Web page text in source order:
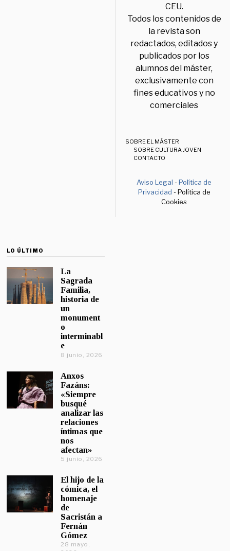
CEU.
Todos los contenidos de
la revista son
redactados, editados y
publicados por los
alumnos del máster,
exclusivamente con
fines educativos y no
comerciales
SOBRE EL MÁSTER
SOBRE CULTURA JOVEN
CONTACTO
Aviso Legal -Política de
Privacidad - Política de
Cookies
LO ÚLTIMO
La
Sagrada
Familia,
historia de
un
monument
o
interminabl
e
8 junio, 2026
Anxos
Fazáns:
«Siempre
busqué
analizar las
relaciones
íntimas que
nos
afectan»
5 junio, 2026
El hijo de la
cómica, el
homenaje
de
Sacristán a
Fernán
Gómez
28 mayo,